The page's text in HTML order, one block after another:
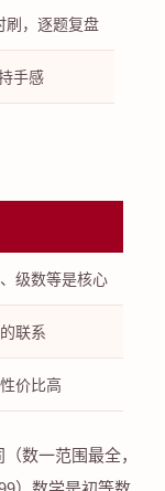
刷，逐题复盘
手感
级数等是核心
联系
价比高
数一范围最全，